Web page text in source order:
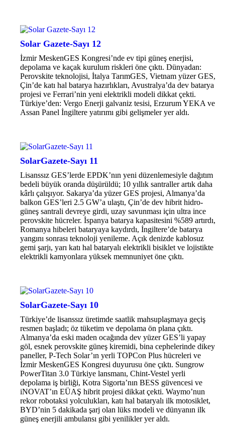
Solar Gazete-Sayı 12
İzmir MeskenGES Kongresi’nde ev tipi güneş enerjisi,
depolama ve kaçak kurulum riskleri öne çıktı. Dünyadan:
Perovskite teknolojisi, İtalya TarımGES, Vietnam yüzer GES,
Çin’de katı hal batarya hazırlıkları, Avustralya’da dev batarya
projesi ve Ferrari’nin yeni elektrikli modeli dikkat çekti.
Türkiye’den: Vergo Enerji galvaniz tesisi, Erzurum YEKA ve
Assan Panel İngiltere yatırımı gibi gelişmeler yer aldı.
SolarGazete-Sayı 11
Lisanssız GES’lerde EPDK’nın yeni düzenlemesiyle dağıtım
bedeli büyük oranda düşürüldü; 10 yıllık santraller artık daha
kârlı çalışıyor. Sakarya’da yüzer GES projesi, Almanya’da
balkon GES’leri 2.5 GW’a ulaştı, Çin’de dev hibrit hidro-
güneş santrali devreye girdi, uzay savunması için ultra ince
perovskite hücreler. İspanya batarya kapasitesini %589 artırdı,
Romanya hibeleri bataryaya kaydırdı, İngiltere’de batarya
yangını sonrası teknoloji yenileme. Açık denizde kablosuz
gemi şarjı, yarı katı hal bataryalı elektrikli bisiklet ve lojistikte
elektrikli kamyonlara yüksek memnuniyet öne çıktı.
SolarGazete-Sayı 10
Türkiye’de lisanssız üretimde saatlik mahsuplaşmaya geçiş
resmen başladı; öz tüketim ve depolama ön plana çıktı.
Almanya’da eski maden ocağında dev yüzer GES’li yapay
göl, esnek perovskite güneş kiremidi, bina cephelerinde dikey
paneller, P-Tech Solar’ın yerli TOPCon Plus hücreleri ve
İzmir MeskenGES Kongresi duyurusu öne çıktı. Sungrow
PowerTitan 3.0 Türkiye lansmanı, Chint-Vestel yerli
depolama iş birliği, Kotra Sigorta’nın BESS güvencesi ve
iNOVAT’ın EÜAŞ hibrit projesi dikkat çekti. Waymo’nun
rekor robotaksi yolculukları, katı hal bataryalı ilk motosiklet,
BYD’nin 5 dakikada şarj olan lüks modeli ve dünyanın ilk
güneş enerjili ambulansı gibi yenilikler yer aldı.